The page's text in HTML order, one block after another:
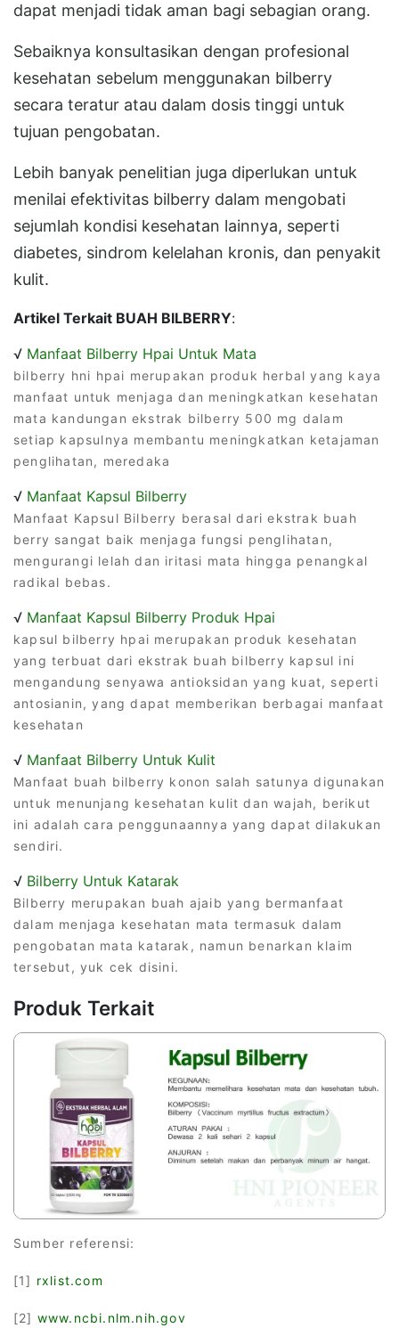
dapat menjadi tidak aman bagi sebagian orang.
Sebaiknya konsultasikan dengan profesional
kesehatan sebelum menggunakan bilberry
secara teratur atau dalam dosis tinggi untuk
tujuan pengobatan.
Lebih banyak penelitian juga diperlukan untuk
menilai efektivitas bilberry dalam mengobati
sejumlah kondisi kesehatan lainnya, seperti
diabetes, sindrom kelelahan kronis, dan penyakit
kulit.
Artikel Terkait BUAH BILBERRY:
√ Manfaat Bilberry Hpai Untuk Mata
bilberry hni hpai merupakan produk herbal yang kaya
manfaat untuk menjaga dan meningkatkan kesehatan
mata kandungan ekstrak bilberry 500 mg dalam
setiap kapsulnya membantu meningkatkan ketajaman
penglihatan, meredaka
√ Manfaat Kapsul Bilberry
Manfaat Kapsul Bilberry berasal dari ekstrak buah
berry sangat baik menjaga fungsi penglihatan,
mengurangi lelah dan iritasi mata hingga penangkal
radikal bebas.
√ Manfaat Kapsul Bilberry Produk Hpai
kapsul bilberry hpai merupakan produk kesehatan
yang terbuat dari ekstrak buah bilberry kapsul ini
mengandung senyawa antioksidan yang kuat, seperti
antosianin, yang dapat memberikan berbagai manfaat
kesehatan
√ Manfaat Bilberry Untuk Kulit
Manfaat buah bilberry konon salah satunya digunakan
untuk menunjang kesehatan kulit dan wajah, berikut
ini adalah cara penggunaannya yang dapat dilakukan
sendiri.
√ Bilberry Untuk Katarak
Bilberry merupakan buah ajaib yang bermanfaat
dalam menjaga kesehatan mata termasuk dalam
pengobatan mata katarak, namun benarkan klaim
tersebut, yuk cek disini.
Produk Terkait
Sumber referensi:
[1] rxlist.com
[2] www.ncbi.nlm.nih.gov